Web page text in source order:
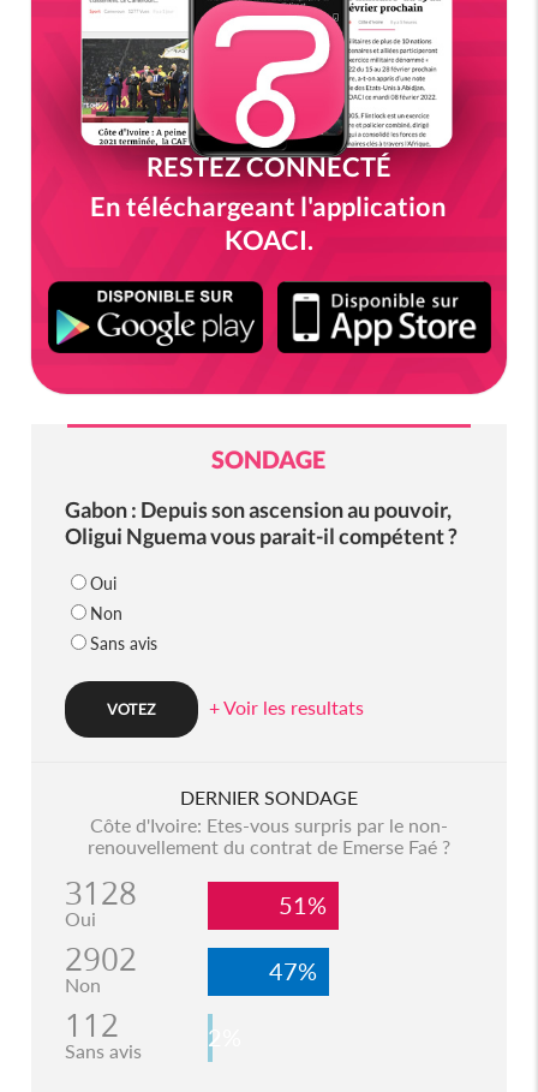
RESTEZ CONNECTÉ
En téléchargeant l'application
KOACI.
SONDAGE
Gabon : Depuis son ascension au pouvoir,
Oligui Nguema vous parait-il compétent ?
Oui
Non
Sans avis
+ Voir les resultats
DERNIER SONDAGE
Côte d'Ivoire: Etes-vous surpris par le non-
renouvellement du contrat de Emerse Faé ?
3128
Oui 51%
2902
Non 47%
112
Sans avis 2%